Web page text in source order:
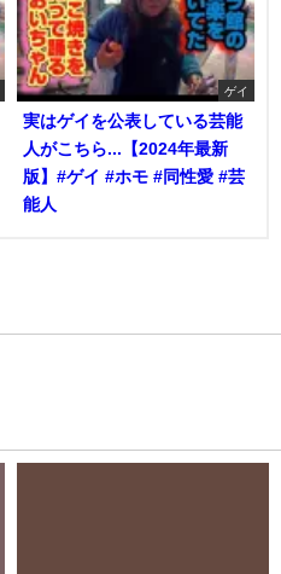
ゲイ
実はゲイを公表している芸能
人がこちら...【2024年最新
版】#ゲイ #ホモ #同性愛 #芸
能人